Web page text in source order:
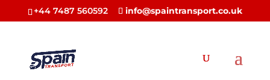
+44 7487 560592 info@spaintransport.co.uk